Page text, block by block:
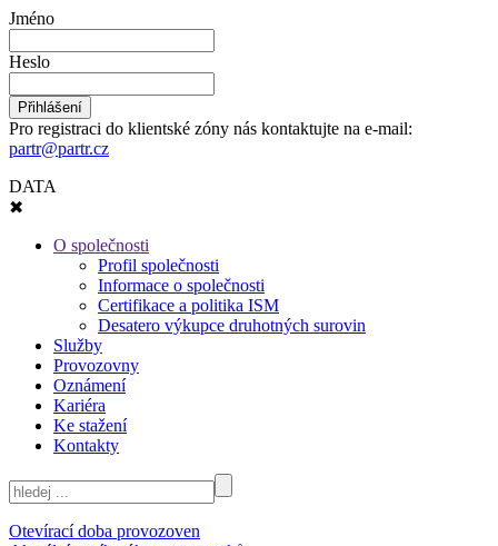
Jméno
Heslo
Pro registraci do klientské zóny nás kontaktujte na e-mail:
partr@partr.cz
DATA
✖
O společnosti
Profil společnosti
Informace o společnosti
Certifikace a politika ISM
Desatero výkupce druhotných surovin
Služby
Provozovny
Oznámení
Kariéra
Ke stažení
Kontakty
Otevírací doba provozoven